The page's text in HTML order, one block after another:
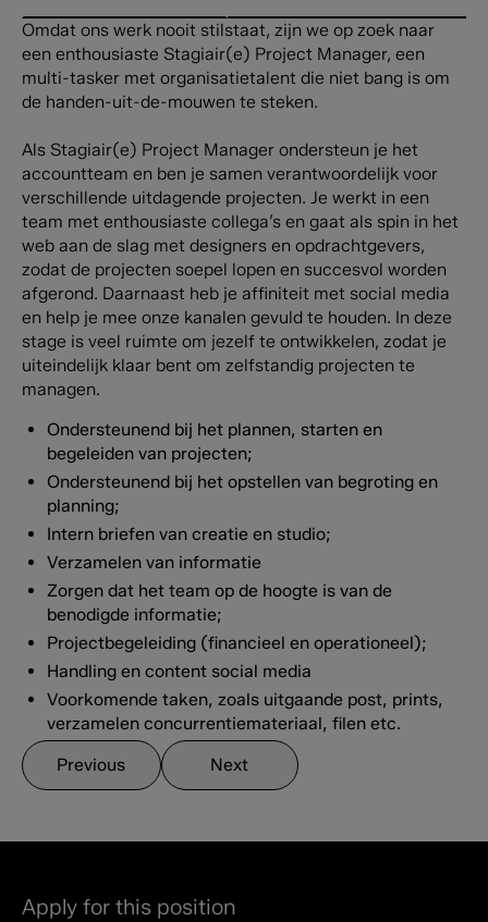
Omdat ons werk nooit stilstaat, zijn we op zoek naar
een enthousiaste Stagiair(e) Project Manager, een
multi-tasker met organisatietalent die niet bang is om
de handen-uit-de-mouwen te steken.
Als Stagiair(e) Project Manager ondersteun je het
accountteam en ben je samen verantwoordelijk voor
verschillende uitdagende projecten. Je werkt in een
team met enthousiaste collega’s en gaat als spin in het
web aan de slag met designers en opdrachtgevers,
zodat de projecten soepel lopen en succesvol worden
afgerond. Daarnaast heb je affiniteit met social media
en help je mee onze kanalen gevuld te houden. In deze
stage is veel ruimte om jezelf te ontwikkelen, zodat je
uiteindelijk klaar bent om zelfstandig projecten te
managen.
Ondersteunend bij het plannen, starten en
begeleiden van projecten;
Ondersteunend bij het opstellen van begroting en
planning;
Intern briefen van creatie en studio;
Verzamelen van informatie
Zorgen dat het team op de hoogte is van de
benodigde informatie;
Projectbegeleiding (financieel en operationeel);
Handling en content social media
Voorkomende taken, zoals uitgaande post, prints,
verzamelen concurrentiemateriaal, filen etc.
Previous
Next
Apply for this position